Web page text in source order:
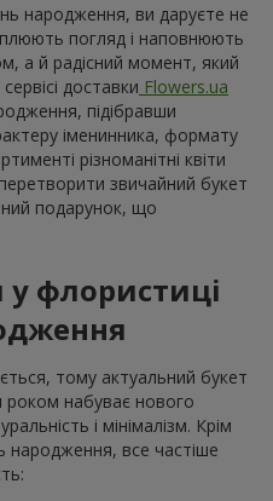
народження, ви даруєте не
погляд і наповнюють
а й радісний момент, який
доставки Flowers.ua
підібравши
іменинника, формату
різноманітні квіти
звичайний букет
подарунок, що
у флористиці
тому актуальний букет
набуває нового
і мінімалізм. Крім
все частіше